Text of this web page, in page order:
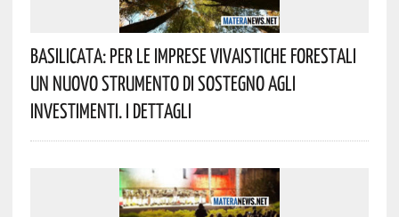
Basilicata: Per Le Imprese Vivaistiche Forestali
Un Nuovo Strumento Di Sostegno Agli
Investimenti. I Dettagli